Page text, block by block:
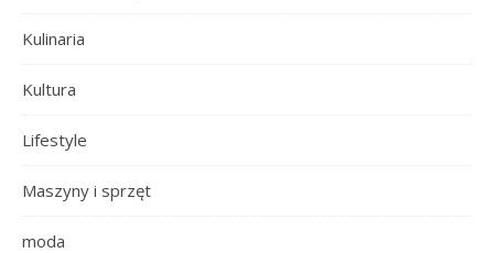
Kulinaria
Kultura
Lifestyle
Maszyny i sprzęt
moda